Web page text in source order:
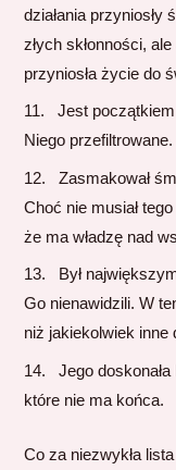
działania przyniosły
złych skłonności,
przyniosła życie do
Jest
Niego przefiltrowane.
Zasmakował
Choć nie musiał
że ma władzę nad
Był
Go nienawidzili. W
niż jakiekolwiek inne
Jego
które nie ma końca.
Co za niezwykła